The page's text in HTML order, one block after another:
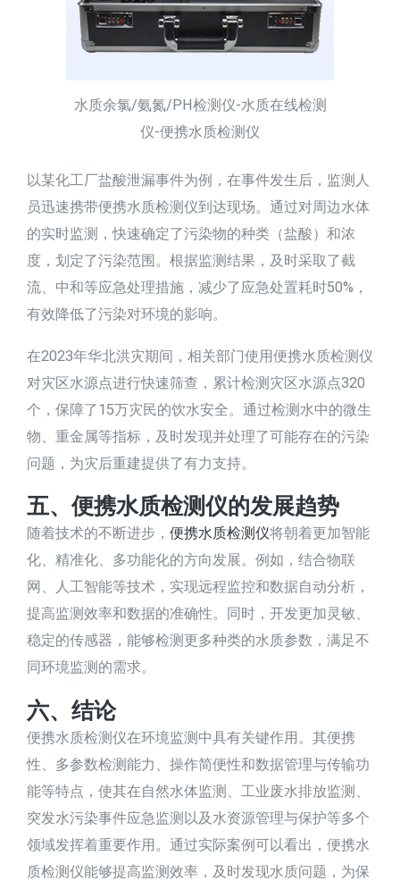
水质余氯/氨氮/PH检测仪-水质在线检测
仪-便携水质检测仪
以某化工厂盐酸泄漏事件为例，在事件发生后，监测人
员迅速携带便携水质检测仪到达现场。通过对周边水体
的实时监测，快速确定了污染物的种类（盐酸）和浓
度，划定了污染范围。根据监测结果，及时采取了截
流、中和等应急处理措施，减少了应急处置耗时50%，
有效降低了污染对环境的影响。
在2023年华北洪灾期间，相关部门使用便携水质检测仪
对灾区水源点进行快速筛查，累计检测灾区水源点320
个，保障了15万灾民的饮水安全。通过检测水中的微生
物、重金属等指标，及时发现并处理了可能存在的污染
问题，为灾后重建提供了有力支持。
五、便携水质检测仪的发展趋势
随着技术的不断进步， 便携水质检测仪将朝着更加智能
化、精准化、多功能化的方向发展。例如，结合物联
网、人工智能等技术，实现远程监控和数据自动分析，
提高监测效率和数据的准确性。同时，开发更加灵敏、
稳定的传感器，能够检测更多种类的水质参数，满足不
同环境监测的需求。
六、结论
便携水质检测仪在环境监测中具有关键作用。其便携
性、多参数检测能力、操作简便性和数据管理与传输功
能等特点，使其在自然水体监测、工业废水排放监测、
突发水污染事件应急监测以及水资源管理与保护等多个
领域发挥着重要作用。通过实际案例可以看出，便携水
质检测仪能够提高监测效率，及时发现水质问题，为保